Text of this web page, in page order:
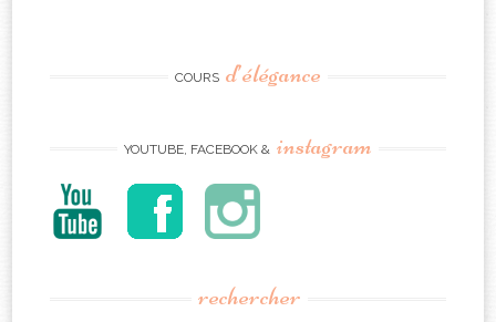
COURS d’élégance
YOUTUBE, FACEBOOK & instagram
rechercher